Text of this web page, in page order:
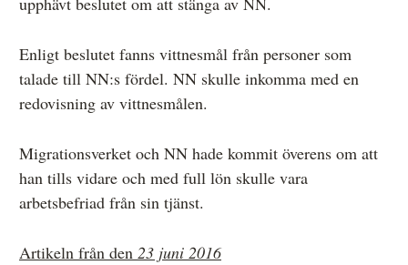
Enligt beslutet fanns vittnesmål från personer som
talade till NN:s fördel. NN skulle inkomma med en
redovisning av vittnesmålen.
Migrationsverket och NN hade kommit överens om att
han tills vidare och med full lön skulle vara
arbetsbefriad från sin tjänst.
Artikeln från den 23 juni 2016